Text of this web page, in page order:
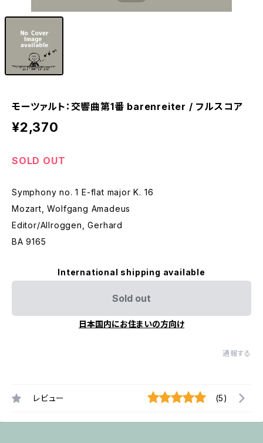
モーツァルト：交響曲第1番 barenreiter / フルスコア
¥2,370
SOLD OUT
Symphony no. 1 E-flat major K. 16
Mozart, Wolfgang Amadeus
Editor/Allroggen, Gerhard
BA 9165
International shipping available
Sold out
日本国内にお住まいの方向け
通報する
レビュー (5)